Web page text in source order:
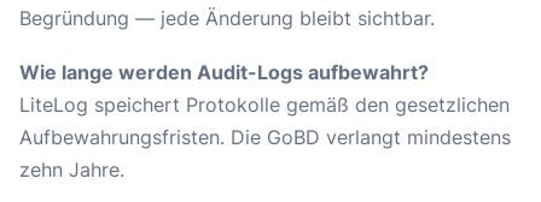
Begründung — jede Änderung bleibt sichtbar.
Wie lange werden Audit-Logs aufbewahrt?
LiteLog speichert Protokolle gemäß den gesetzlichen
Aufbewahrungsfristen. Die GoBD verlangt mindestens
zehn Jahre.